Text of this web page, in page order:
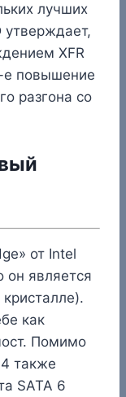
лучших
утверждает,
XFR
е повышение
разгона со
от Intel
он является
как
Помимо
также
SATA 6